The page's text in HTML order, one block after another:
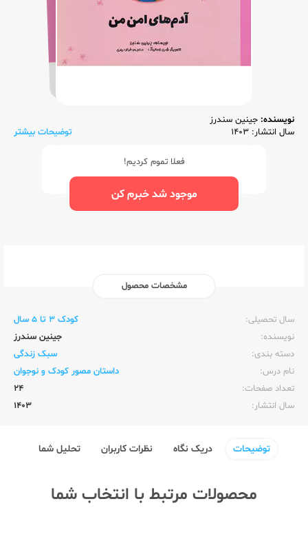
نویسنده: جینین سندرز
سال انتشار: 1403
توضیحات بیشتر
فعلا تموم کردیم!
موجود شد خبرم کن
مشخصات محصول
سال تحصیلی:‌
کودک 3 تا 5 سال
نویسنده:‌
جینین سندرز
دسته بندی:
سبک زندگی
نام درس:
داستان مصور کودک و نوجوان
تعداد صفحات:‌
24
سال انتشار:‌
1403
توضیحات دریک نگاه نظرات کاربران تحلیل شما
محصولات مرتبط با انتخاب شما